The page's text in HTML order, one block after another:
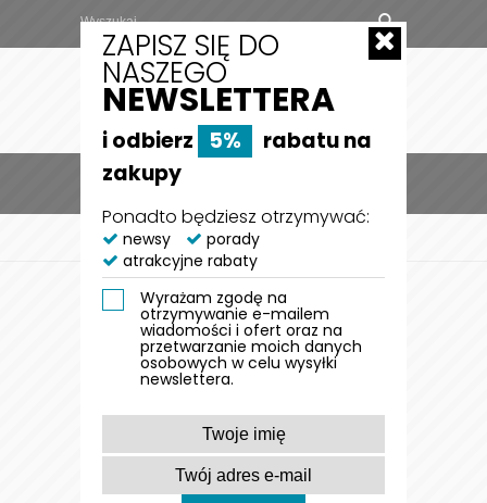
MENU
STRONA GŁÓWNA AKTUALNOŚCI
AKTUALNOŚCI
AKTUALNOŚCI
ZAPISZ SIĘ DO
NASZEGO
NEWSLETTERA
i odbierz 5%
rabatu na
zakupy
Ponadto będziesz otrzymywać:
newsy
porady
atrakcyjne rabaty
Wyrażam zgodę na
otrzymywanie e-mailem
wiadomości i ofert oraz na
przetwarzanie moich danych
osobowych w celu wysyłki
newslettera.